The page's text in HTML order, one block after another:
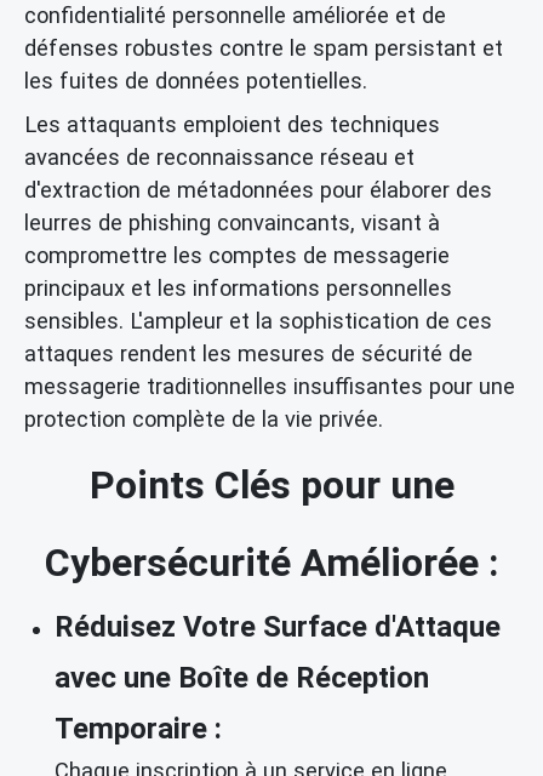
confidentialité personnelle améliorée et de
défenses robustes contre le spam persistant et
les fuites de données potentielles.
Les attaquants emploient des techniques
avancées de reconnaissance réseau et
d'extraction de métadonnées pour élaborer des
leurres de phishing convaincants, visant à
compromettre les comptes de messagerie
principaux et les informations personnelles
sensibles. L'ampleur et la sophistication de ces
attaques rendent les mesures de sécurité de
messagerie traditionnelles insuffisantes pour une
protection complète de la vie privée.
Points Clés pour une
Cybersécurité Améliorée :
Réduisez Votre Surface d'Attaque
avec une Boîte de Réception
Temporaire :
Chaque inscription à un service en ligne,